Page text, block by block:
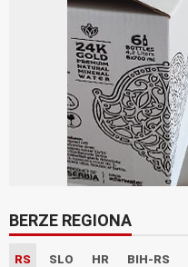
BERZE REGIONA
RS SLO HR BIH-RS